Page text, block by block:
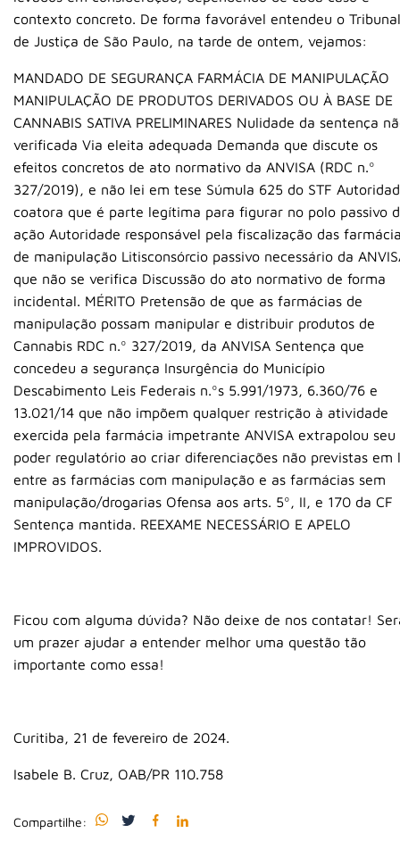
contexto concreto. De forma favorável entendeu o Tribunal
de Justiça de São Paulo, na tarde de ontem, vejamos:
MANDADO DE SEGURANÇA FARMÁCIA DE MANIPULAÇÃO
MANIPULAÇÃO DE PRODUTOS DERIVADOS OU À BASE DE
CANNABIS SATIVA PRELIMINARES Nulidade da sentença
verificada Via eleita adequada Demanda que discute os
efeitos concretos de ato normativo da ANVISA (RDC n.º
327/2019), e não lei em tese Súmula 625 do STF
coatora que é parte legítima para figurar no polo passivo
ação Autoridade responsável pela fiscalização das
de manipulação Litisconsórcio passivo necessário da
que não se verifica Discussão do ato normativo de forma
incidental. MÉRITO Pretensão de que as farmácias de
manipulação possam manipular e distribuir produtos de
Cannabis RDC n.º 327/2019, da ANVISA Sentença que
concedeu a segurança Insurgência do Município
Descabimento Leis Federais n.ºs 5.991/1973, 6.360/76 e
13.021/14 que não impõem qualquer restrição à atividade
exercida pela farmácia impetrante ANVISA extrapolou seu
poder regulatório ao criar diferenciações não previstas em
entre as farmácias com manipulação e as farmácias sem
manipulação/drogarias Ofensa aos arts. 5º, II, e 170 da CF
Sentença mantida. REEXAME NECESSÁRIO E APELO
IMPROVIDOS.
Ficou com alguma dúvida? Não deixe de nos contatar!
um prazer ajudar a entender melhor uma questão tão
importante como essa!
Curitiba, 21 de fevereiro de 2024.
Isabele B. Cruz, OAB/PR 110.758
Compartilhe: